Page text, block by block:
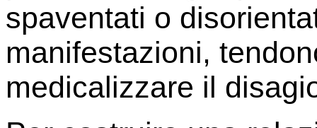
spaventati o
manifestazioni,
medicalizzare il